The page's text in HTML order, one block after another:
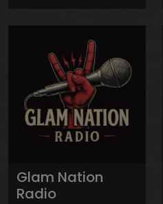
Glam Nation
Radio